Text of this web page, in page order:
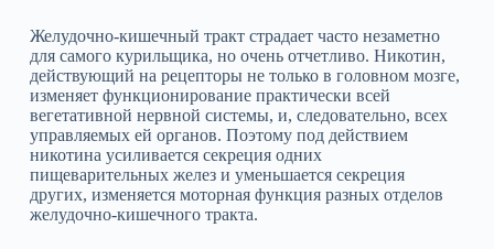
Желудочно‑кишечный тракт страдает часто незаметно
для самого курильщика, но очень отчетливо. Никотин,
действующий на рецепторы не только в головном мозге,
изменяет функционирование практически всей
вегетативной нервной системы, и, следовательно, всех
управляемых ей органов. Поэтому под действием
никотина усиливается секреция одних
пищеварительных желез и уменьшается секреция
других, изменяется моторная функция разных отделов
желудочно‑кишечного тракта.